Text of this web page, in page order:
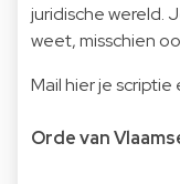
juridische wereld.
weet, misschien
Mail hier je scriptie
Orde van